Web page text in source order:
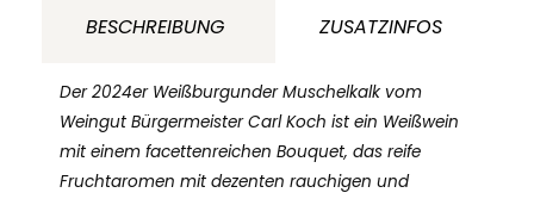
BESCHREIBUNG ZUSATZINFOS
Der 2024er Weißburgunder Muschelkalk vom
Weingut Bürgermeister Carl Koch ist ein Weißwein
mit einem facettenreichen Bouquet, das reife
Fruchtaromen mit dezenten rauchigen und